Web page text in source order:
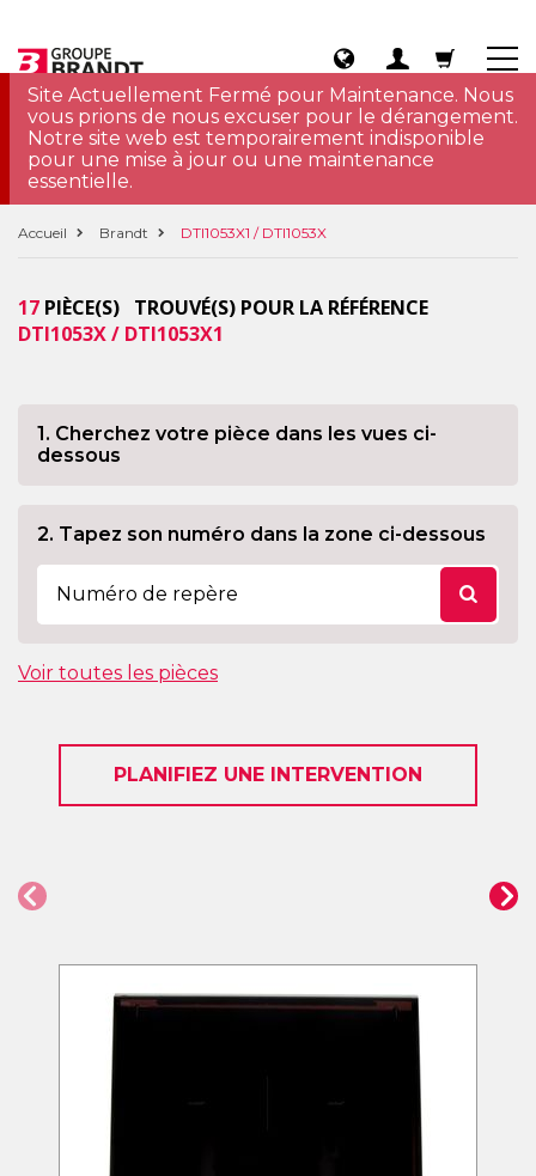
Site Actuellement Fermé pour Maintenance. Nous
vous prions de nous excuser pour le dérangement.
Notre site web est temporairement indisponible
pour une mise à jour ou une maintenance
essentielle.
Accueil Brandt DTI1053X1 / DTI1053X
17 PIÈCE(S) TROUVÉ(S) POUR LA RÉFÉRENCE
DTI1053X / DTI1053X1
1. Cherchez votre pièce dans les vues ci-
dessous
2. Tapez son numéro dans la zone ci-dessous
Voir toutes les pièces
PLANIFIEZ UNE INTERVENTION